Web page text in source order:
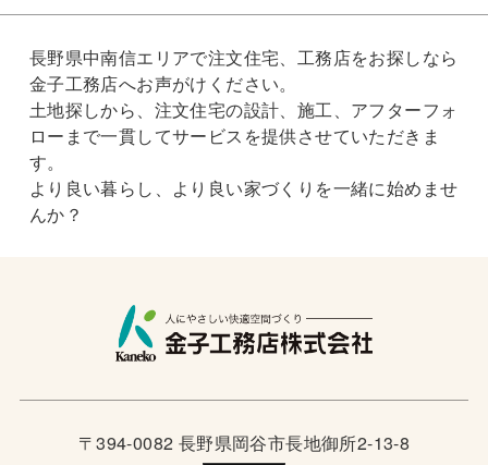
長野県中南信エリアで注文住宅、工務店をお探しなら
金子工務店へお声がけください。
土地探しから、注文住宅の設計、施工、アフターフォ
ローまで一貫してサービスを提供させていただきま
す。
より良い暮らし、より良い家づくりを一緒に始めませ
んか？
〒394-0082 長野県岡谷市長地御所2-13-8